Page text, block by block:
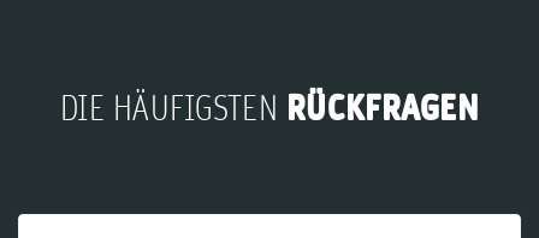
DIE HÄUFIGSTEN RÜCKFRAGEN